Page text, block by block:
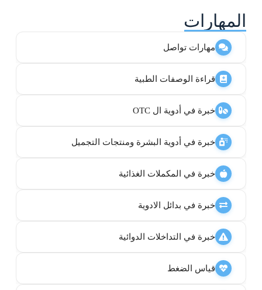
المهارات
مهارات تواصل
قراءة الوصفات الطبية
خبرة في أدوية ال OTC
خبرة في أدوية البشرة ومنتجات التجميل
خبرة في المكملات الغذائية
خبرة في بدائل الادوية
خبرة في التداخلات الدوائية
قياس الضغط